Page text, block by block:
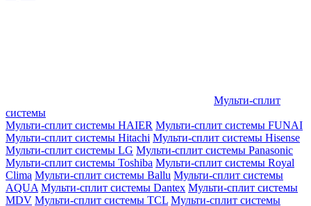
Мульти-сплит
системы
Мульти-сплит системы HAIER Мульти-сплит системы FUNAI
Мульти-сплит системы Hitachi Мульти-сплит системы Hisense
Мульти-сплит системы LG Мульти-сплит системы Panasonic
Мульти-сплит системы Toshiba Мульти-сплит системы Royal
Clima Мульти-сплит системы Ballu Мульти-сплит системы
AQUA Мульти-сплит системы Dantex Мульти-сплит системы
MDV Мульти-сплит системы TCL Мульти-сплит системы